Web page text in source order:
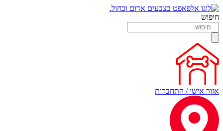
חיפוש
אזור אישי / התחברות